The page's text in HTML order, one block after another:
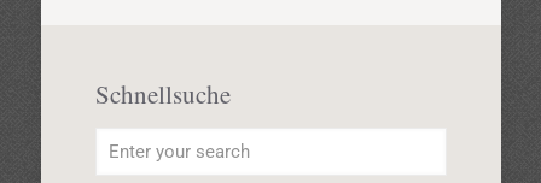
Schnellsuche